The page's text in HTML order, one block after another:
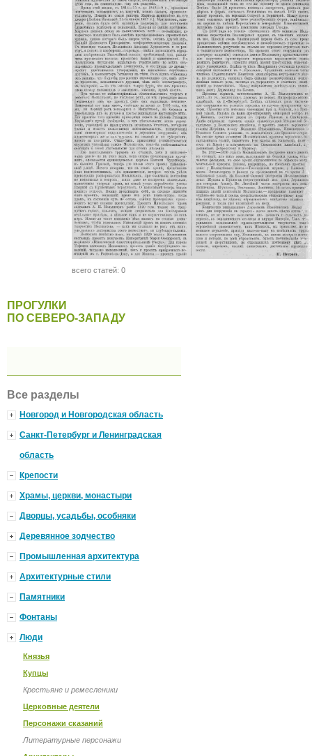
всего статей: 0
ПРОГУЛКИ
ПО СЕВЕРО-ЗАПАДУ
Все разделы
Новгород и Новгородская область
Санкт-Петербург и Ленинградская
область
Крепости
Храмы, церкви, монастыри
Дворцы, усадьбы, особняки
Деревянное зодчество
Промышленная архитектура
Архитектурные стили
Памятники
Фонтаны
Люди
Князья
Купцы
Крестьяне и ремесленики
Церковные деятели
Персонажи сказаний
Литературные персонажи